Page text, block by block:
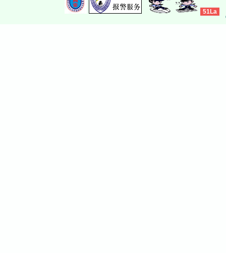
51La